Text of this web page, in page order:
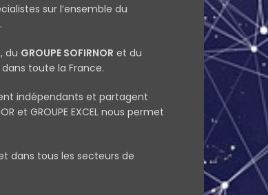
sur l’ensemble du
du GROUPE SOFIRNOR et du
toute la France.
indépendants et partagent
et GROUPE EXCEL nous permet
dans tous les secteurs de